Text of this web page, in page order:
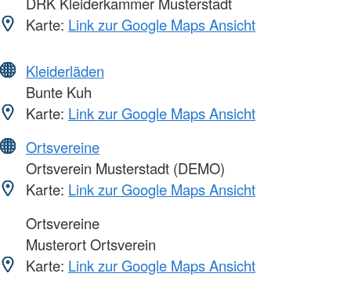
Karte: Link zur Google Maps Ansicht
Kleiderläden
Bunte Kuh
Karte: Link zur Google Maps Ansicht
Ortsvereine
Ortsverein Musterstadt (DEMO)
Karte: Link zur Google Maps Ansicht
Ortsvereine
Musterort Ortsverein
Karte: Link zur Google Maps Ansicht